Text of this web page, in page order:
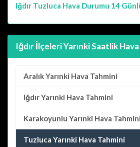
Iğdır Tuzluca Hava Durumu 14
Iğdır İlçeleri Yarınki Saatlik
AralıkYarınki Hava Tahmini
IğdırYarınki Hava Tahmini
Karakoyunlu Yarınki Hava Tahmini
Tuzluca Yarınki Hava Tahmini